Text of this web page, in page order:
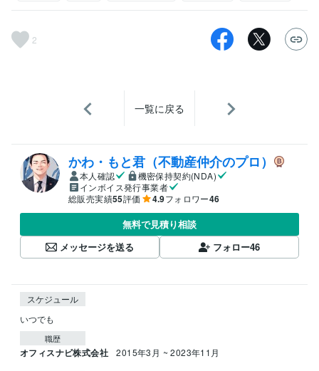
2
一覧に戻る
かわ・もと君（不動産仲介のプロ）
本人確認
機密保持契約(NDA)
インボイス発行事業者
総販売実績55評価 4.9フォロワー46
無料で見積り相談
メッセージを送る
フォロー46
スケジュール
いつでも
職歴
オフィスナビ株式会社 2015年3月 ~ 2023年11月